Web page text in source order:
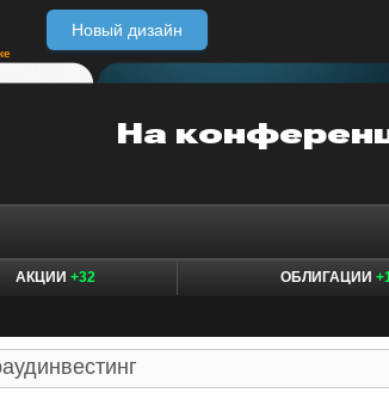
Новый дизайн
АКЦИИ +32 ОБЛИГАЦИИ